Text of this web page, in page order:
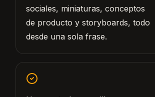
sociales, miniaturas, conceptos
de producto y storyboards, todo
desde una sola frase.